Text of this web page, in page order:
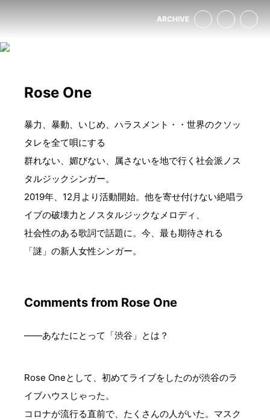
ARCHIVE
Rose One
暴力、暴動、いじめ、ハラスメント・・世界のクソッ
タレを全て唄にする
群れない、媚びない、属さないを地で行く社会派ノス
タルジックシンガー。
2019年、12月より活動開始。他を寄せ付けない絶唱ラ
イブの破壊力とノスタルジックなメロディ、
社会性のある歌詞で話題に。今、最も期待される
「謎」の新人女性シンガー。
Comments from Rose One
——あなたにとって「渋谷」とは？
Rose Oneとして、初めてライブをしたのが渋谷のラ
イブハウスじゃった。
コロナが流行る直前で、たくさんの人がいた。マスク